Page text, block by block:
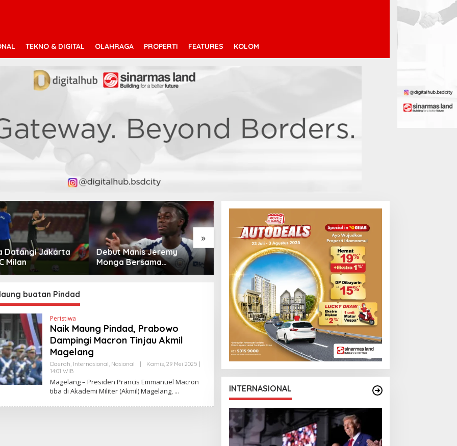
TEKNO & DIGITAL OLAHRAGA PROPERTI FEATURES KOLOM
»
Jeremy
City
Mohamed Salah Berlabuh
ke Klub Turki
Pendaftaran Istana Dibuka,
Warga Berebut Kuota
Atletico Madrid Incar
Cristian Romero
buatan Pindad
Peristiwa
Naik Maung Pindad, Prabowo
Dampingi Macron Tinjau Akmil
Magelang
Daerah, Internasional, Nasional |
Kamis, 29 Mei 2025 |
14:01 WIBO
E
H
D
Magelang – Presiden Prancis Emmanuel Macron
tiba di Akademi Militer (Akmil) Magelang,
INTERNASIONAL